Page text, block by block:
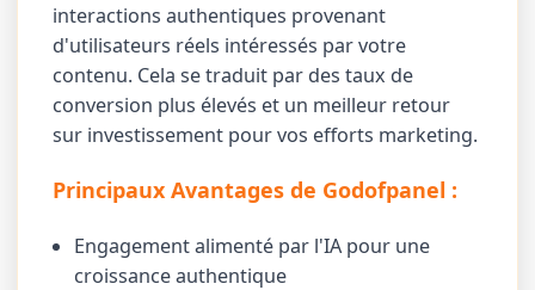
interactions authentiques provenant
d'utilisateurs réels intéressés par votre
contenu. Cela se traduit par des taux de
conversion plus élevés et un meilleur retour
sur investissement pour vos efforts marketing.
Principaux Avantages de Godofpanel :
Engagement alimenté par l'IA pour une
croissance authentique